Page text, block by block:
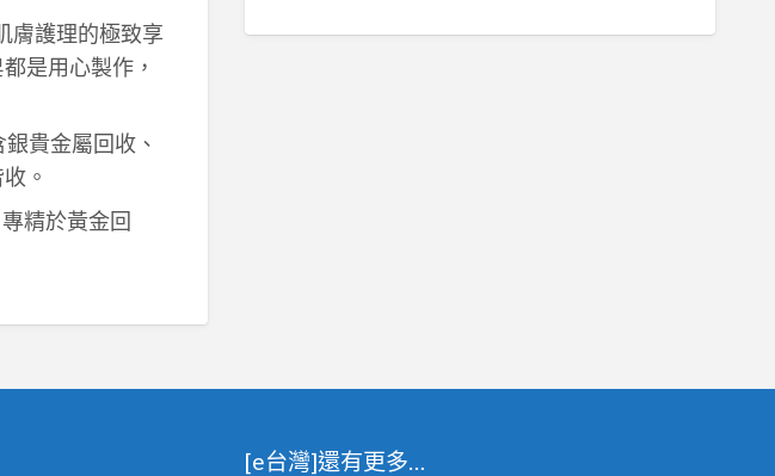
膚護理的極致享
是用心製作，
貴金屬回收、
。
精於黃金回
[e台灣]還有更多…